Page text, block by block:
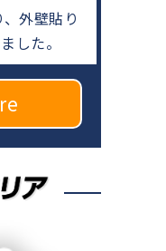
外壁貼り
した。